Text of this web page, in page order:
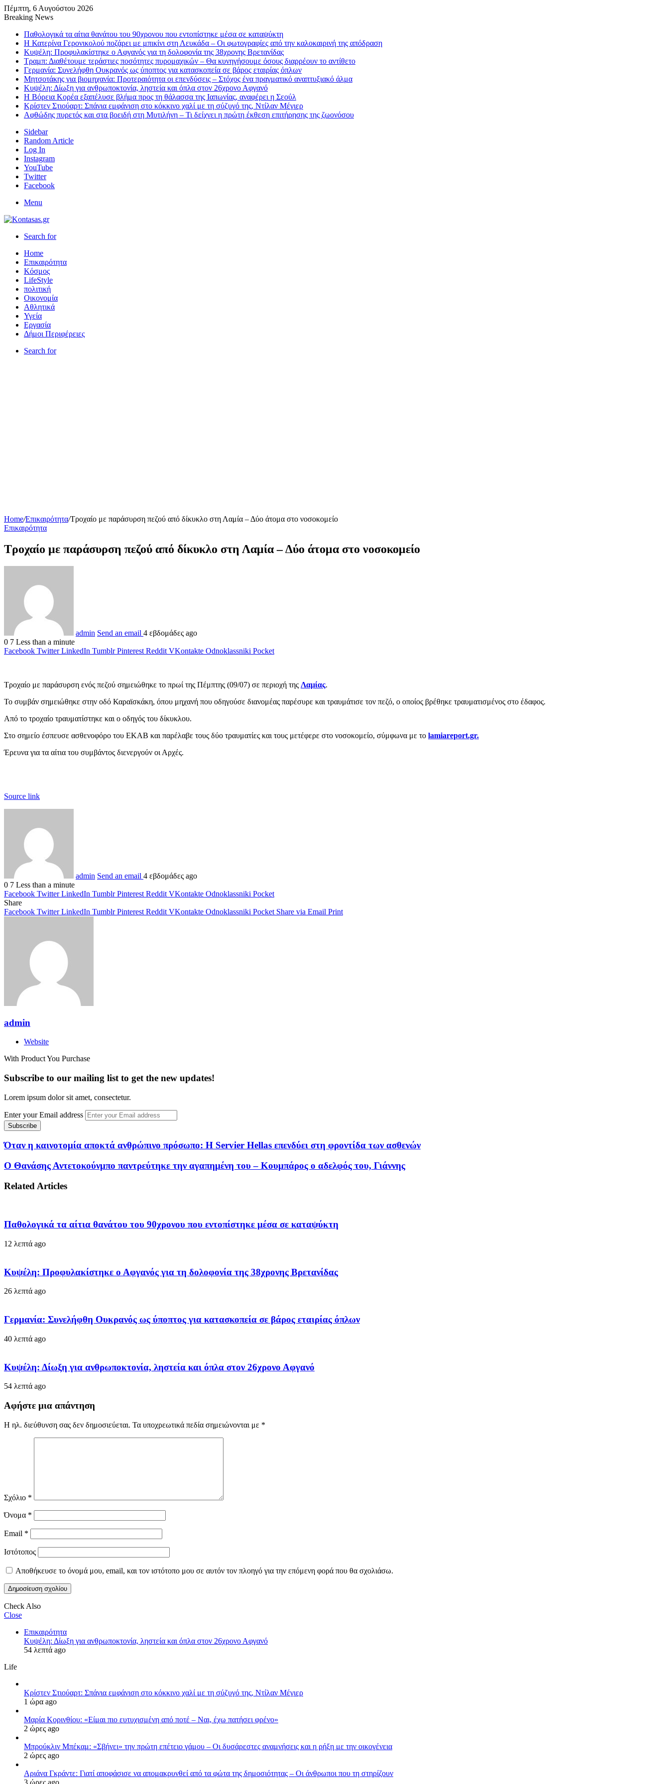
Πέμπτη, 6 Αυγούστου 2026
Breaking News
Παθολογικά τα αίτια θανάτου του 90χρονου που εντοπίστηκε μέσα σε καταψύκτη
Η Κατερίνα Γερονικολού ποζάρει με μπικίνι στη Λευκάδα – Οι φωτογραφίες από την καλοκαιρινή της απόδραση
Κυψέλη: Προφυλακίστηκε ο Αφγανός για τη δολοφονία της 38χρονης Βρετανίδας
Τραμπ: Διαθέτουμε τεράστιες ποσότητες πυρομαχικών – Θα κυνηγήσουμε όσους διαρρέουν το αντίθετο
Γερμανία: Συνελήφθη Ουκρανός ως ύποπτος για κατασκοπεία σε βάρος εταιρίας όπλων
Μητσοτάκης για βιομηχανία: Προτεραιότητα οι επενδύσεις – Στόχος ένα πραγματικό αναπτυξιακό άλμα
Κυψέλη: Δίωξη για ανθρωποκτονία, ληστεία και όπλα στον 26χρονο Αφγανό
Η Βόρεια Κορέα εξαπέλυσε βλήμα προς τη θάλασσα της Ιαπωνίας, αναφέρει η Σεούλ
Κρίστεν Στιούαρτ: Σπάνια εμφάνιση στο κόκκινο χαλί με τη σύζυγό της, Ντίλαν Μέγιερ
Αφθώδης πυρετός και στα βοειδή στη Μυτιλήνη – Τι δείχνει η πρώτη έκθεση επιτήρησης της ζωονόσου
Sidebar
Random Article
Log In
Instagram
YouTube
Twitter
Facebook
Menu
Search for
Home
Επικαιρότητα
Κόσμος
LifeStyle
πολιτική
Οικονομία
Αθλητικά
Υγεία
Εργασία
Δήμοι Περιφέρειες
Search for
Home/Επικαιρότητα/Τροχαίο με παράσυρση πεζού από δίκυκλο στη Λαμία – Δύο άτομα στο νοσοκομείο
Επικαιρότητα
Τροχαίο με παράσυρση πεζού από δίκυκλο στη Λαμία – Δύο άτομα στο νοσοκομείο
admin Send an email 4 εβδομάδες ago
0 7 Less than a minute
Facebook Twitter LinkedIn Tumblr Pinterest Reddit VKontakte Odnoklassniki Pocket
Τροχαίο με παράσυρση ενός πεζού σημειώθηκε το πρωί της Πέμπτης (09/07) σε περιοχή της Λαμίας.
Το συμβάν σημειώθηκε στην οδό Καραϊσκάκη, όπου μηχανή που οδηγούσε διανομέας παρέσυρε και τραυμάτισε τον πεζό, ο οποίος βρέθηκε τραυματισμένος στο έδαφος.
Από το τροχαίο τραυματίστηκε και ο οδηγός του δίκυκλου.
Στο σημείο έσπευσε ασθενοφόρο του ΕΚΑΒ και παρέλαβε τους δύο τραυματίες και τους μετέφερε στο νοσοκομείο, σύμφωνα με το lamiareport.gr.
Έρευνα για τα αίτια του συμβάντος διενεργούν οι Αρχές.
Source link
admin Send an email 4 εβδομάδες ago
0 7 Less than a minute
Facebook Twitter LinkedIn Tumblr Pinterest Reddit VKontakte Odnoklassniki Pocket
Share
Facebook Twitter LinkedIn Tumblr Pinterest Reddit VKontakte Odnoklassniki Pocket Share via Email Print
admin
Website
With Product You Purchase
Subscribe to our mailing list to get the new updates!
Lorem ipsum dolor sit amet, consectetur.
Enter your Email address
Όταν η καινοτομία αποκτά ανθρώπινο πρόσωπο: Η Servier Hellas επενδύει στη φροντίδα των ασθενών
Ο Θανάσης Αντετοκούνμπο παντρεύτηκε την αγαπημένη του – Κουμπάρος ο αδελφός του, Γιάννης
Related Articles
Παθολογικά τα αίτια θανάτου του 90χρονου που εντοπίστηκε μέσα σε καταψύκτη
12 λεπτά ago
Κυψέλη: Προφυλακίστηκε ο Αφγανός για τη δολοφονία της 38χρονης Βρετανίδας
26 λεπτά ago
Γερμανία: Συνελήφθη Ουκρανός ως ύποπτος για κατασκοπεία σε βάρος εταιρίας όπλων
40 λεπτά ago
Κυψέλη: Δίωξη για ανθρωποκτονία, ληστεία και όπλα στον 26χρονο Αφγανό
54 λεπτά ago
Αφήστε μια απάντηση
Η ηλ. διεύθυνση σας δεν δημοσιεύεται. Τα υποχρεωτικά πεδία σημειώνονται με *
Σχόλιο *
Όνομα *
Email *
Ιστότοπος
Αποθήκευσε το όνομά μου, email, και τον ιστότοπο μου σε αυτόν τον πλοηγό για την επόμενη φορά που θα σχολιάσω.
Check Also
Close
Επικαιρότητα
Κυψέλη: Δίωξη για ανθρωποκτονία, ληστεία και όπλα στον 26χρονο Αφγανό
54 λεπτά ago
Life
Κρίστεν Στιούαρτ: Σπάνια εμφάνιση στο κόκκινο χαλί με τη σύζυγό της, Ντίλαν Μέγιερ
1 ώρα ago
Μαρία Κορινθίου: «Είμαι πιο ευτυχισμένη από ποτέ – Ναι, έχω πατήσει φρένο»
2 ώρες ago
Μπρούκλιν Μπέκαμ: «Σβήνει» την πρώτη επέτειο γάμου – Οι δυσάρεστες αναμνήσεις και η ρήξη με την οικογένεια
2 ώρες ago
Αριάνα Γκράντε: Γιατί αποφάσισε να απομακρυνθεί από τα φώτα της δημοσιότητας – Οι άνθρωποι που τη στηρίζουν
3 ώρες ago